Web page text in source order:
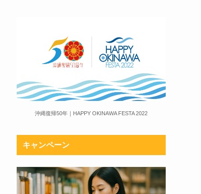
沖縄復帰50年｜HAPPY OKINAWA FESTA 2022
キャンペーン